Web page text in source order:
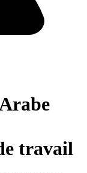
travail